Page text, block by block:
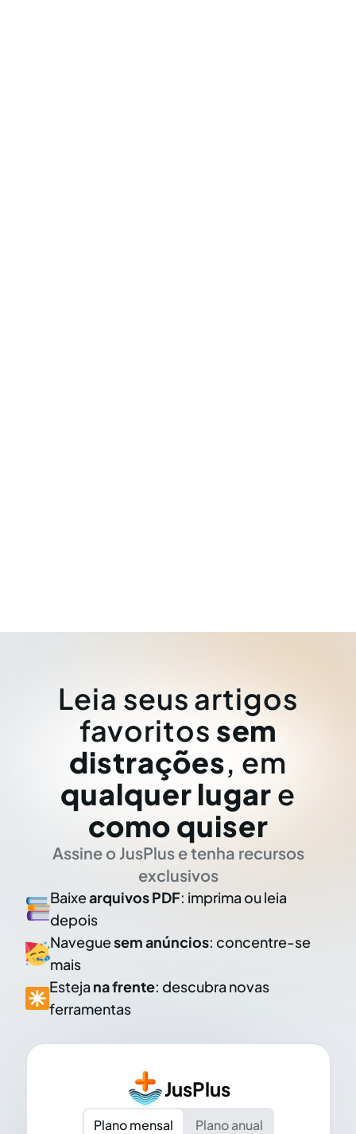
Leia seus artigos
favoritos sem
distrações, em
qualquer lugar e
como quiser
Assine o JusPlus e tenha recursos
exclusivos
Baixearquivos PDF: imprima ou leia
depois
Naveguesem anúncios: concentre-se
mais
Esteja na frente: descubra novas
ferramentas
JusPlus
Plano mensal
Plano anual